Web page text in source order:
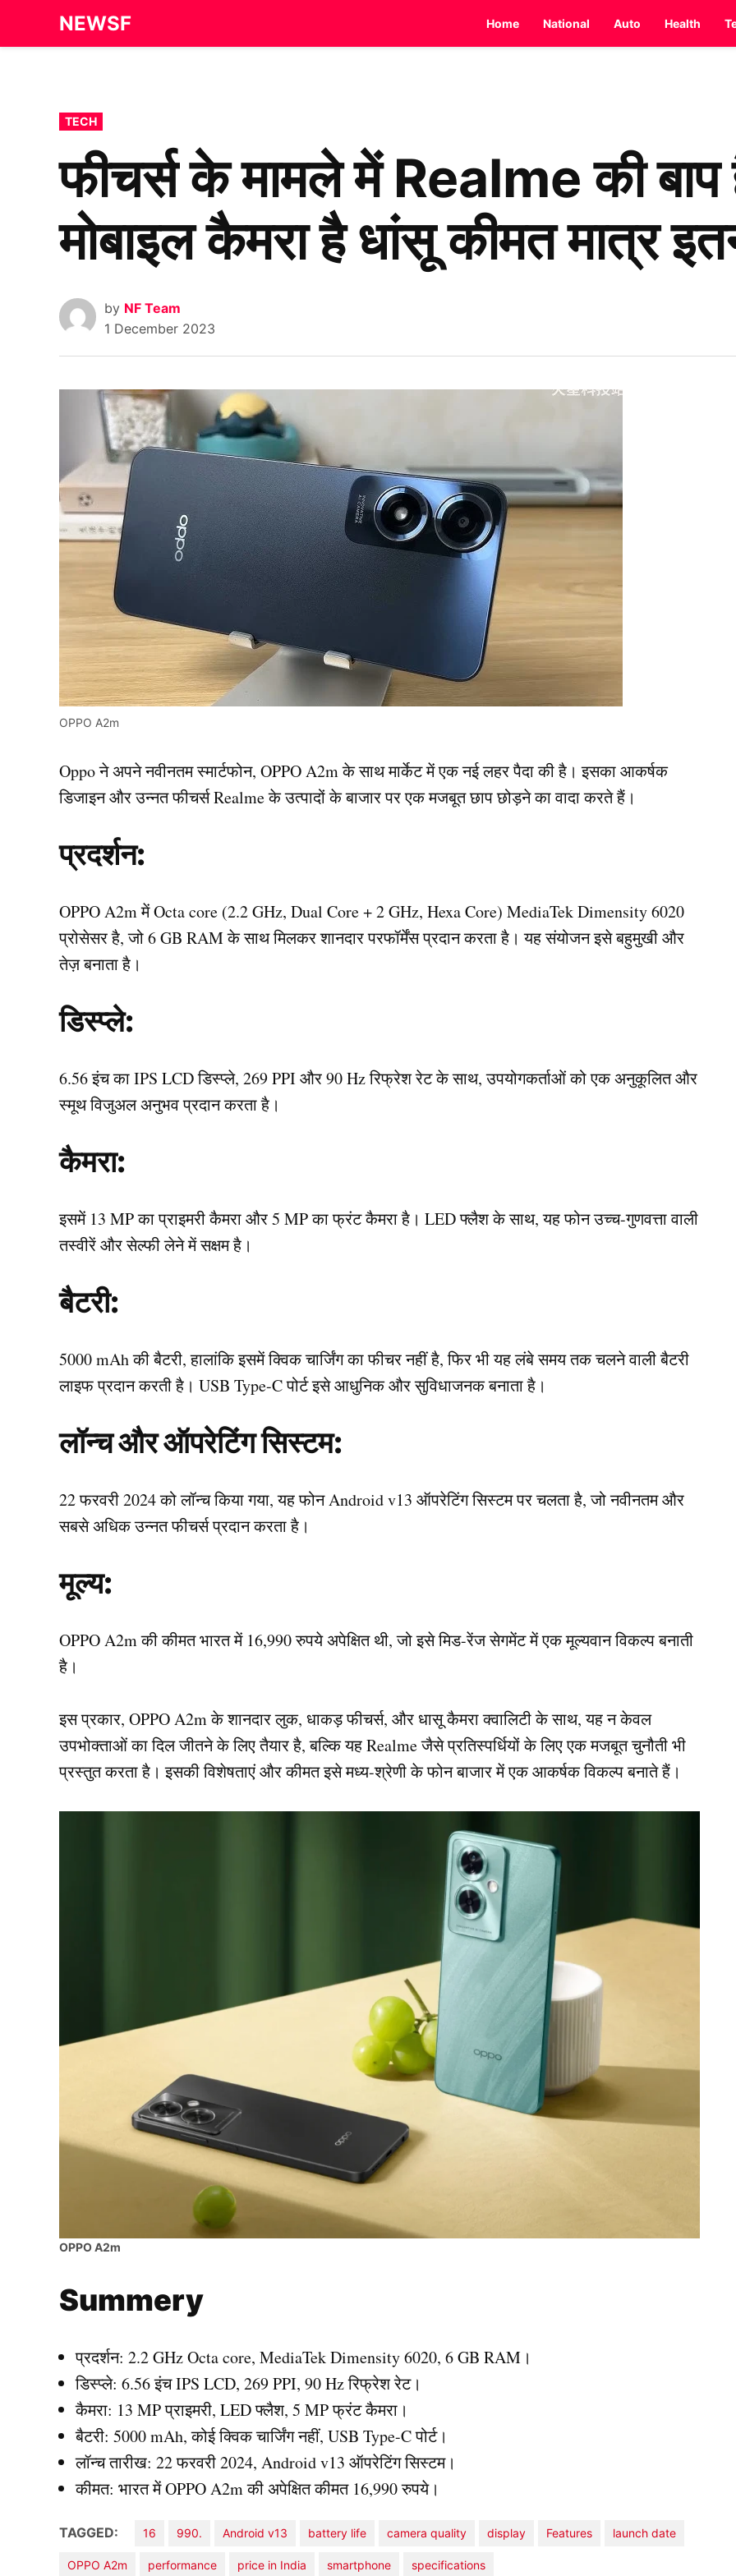
NEWSF Home National Auto Health
POSTED
IN
TECH
फीचर्स के मामले में Realme की
मोबाइल कैमरा है धांसू कीमत मात्र
by NF Team
1 December 2023
OPPO A2m
Oppo ने अपने नवीनतम स्मार्टफोन, OPPO A2m के साथ मार्केट में एक नई लहर पैदा की है। इसका आकर्षक
डिजाइन और उन्नत फीचर्स Realme के उत्पादों के बाजार पर एक मजबूत छाप छोड़ने का वादा करते हैं।
प्रदर्शन:
OPPO A2m में Octa core (2.2 GHz, Dual Core + 2 GHz, Hexa Core) MediaTek Dimensity 6020
प्रोसेसर है, जो 6 GB RAM के साथ मिलकर शानदार परफॉर्मेंस प्रदान करता है। यह संयोजन इसे बहुमुखी और
तेज़ बनाता है।
डिस्प्ले:
6.56 इंच का IPS LCD डिस्प्ले, 269 PPI और 90 Hz रिफ्रेश रेट के साथ, उपयोगकर्ताओं को एक अनुकूलित और
स्मूथ विजुअल अनुभव प्रदान करता है।
कैमरा:
इसमें 13 MP का प्राइमरी कैमरा और 5 MP का फ्रंट कैमरा है। LED फ्लैश के साथ, यह फोन उच्च-गुणवत्ता वाली
तस्वीरें और सेल्फी लेने में सक्षम है।
बैटरी:
5000 mAh की बैटरी, हालांकि इसमें क्विक चार्जिंग का फीचर नहीं है, फिर भी यह लंबे समय तक चलने वाली बैटरी
लाइफ प्रदान करती है। USB Type-C पोर्ट इसे आधुनिक और सुविधाजनक बनाता है।
लॉन्च और ऑपरेटिंग सिस्टम:
22 फरवरी 2024 को लॉन्च किया गया, यह फोन Android v13 ऑपरेटिंग सिस्टम पर चलता है, जो नवीनतम और
सबसे अधिक उन्नत फीचर्स प्रदान करता है।
मूल्य:
OPPO A2m की कीमत भारत में 16,990 रुपये अपेक्षित थी, जो इसे मिड-रेंज सेगमेंट में एक मूल्यवान विकल्प बनाती
है।
इस प्रकार, OPPO A2m के शानदार लुक, धाकड़ फीचर्स, और धासू कैमरा क्वालिटी के साथ, यह न केवल
उपभोक्ताओं का दिल जीतने के लिए तैयार है, बल्कि यह Realme जैसे प्रतिस्पर्धियों के लिए एक मजबूत चुनौती भी
प्रस्तुत करता है। इसकी विशेषताएं और कीमत इसे मध्य-श्रेणी के फोन बाजार में एक आकर्षक विकल्प बनाते हैं।
OPPO A2m
Summery
प्रदर्शन: 2.2 GHz Octa core, MediaTek Dimensity 6020, 6 GB RAM।
डिस्प्ले: 6.56 इंच IPS LCD, 269 PPI, 90 Hz रिफ्रेश रेट।
कैमरा: 13 MP प्राइमरी, LED फ्लैश, 5 MP फ्रंट कैमरा।
बैटरी: 5000 mAh, कोई क्विक चार्जिंग नहीं, USB Type-C पोर्ट।
लॉन्च तारीख: 22 फरवरी 2024, Android v13 ऑपरेटिंग सिस्टम।
कीमत: भारत में OPPO A2m की अपेक्षित कीमत 16,990 रुपये।
TAGGED: 16 990. Android v13 battery life camera quality display Features launch date
OPPO A2m performance price in India smartphone specifications